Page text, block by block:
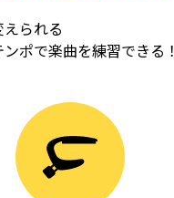
られる
ポで楽曲を練習できる！